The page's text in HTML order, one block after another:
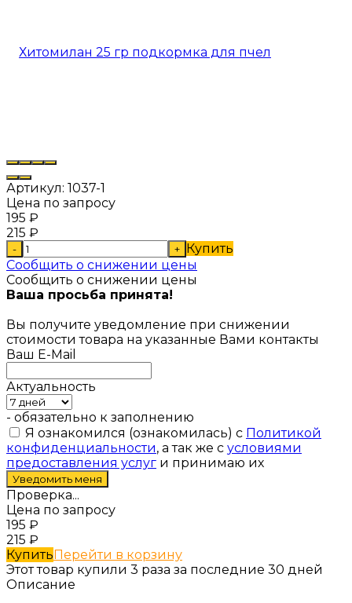
Артикул: 1037-1
Цена по запросу
195 ₽
215 ₽
- + Купить
Сообщить о снижении цены
Сообщить о снижении цены
Ваша просьба принята!
Вы получите уведомление при снижении
стоимости товара на указанные Вами контакты
Ваш E-Mail
Актуальность
- обязательно к заполнению
Я ознакомился (ознакомилась) с Политикой
конфиденциальности, а так же с условиями
предоставления услуг и принимаю их
Проверка...
Цена по запросу
195 ₽
215 ₽
КупитьПерейти в корзину
Этот товар купили 3 раза за последние 30 дней
Описание